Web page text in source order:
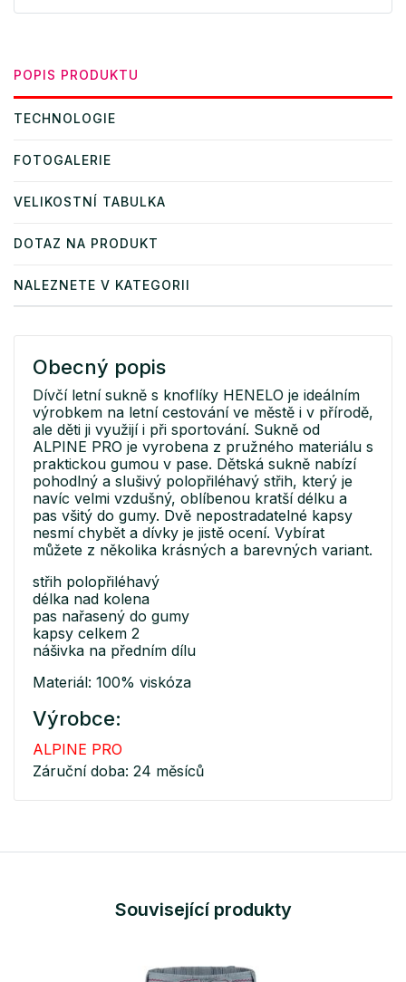
POPIS PRODUKTU
TECHNOLOGIE
FOTOGALERIE
VELIKOSTNÍ TABULKA
DOTAZ NA PRODUKT
NALEZNETE V KATEGORII
Obecný popis
Dívčí letní sukně s knoflíky HENELO je ideálním
výrobkem na letní cestování ve městě i v přírodě,
ale děti ji využijí i při sportování. Sukně od
ALPINE PRO je vyrobena z pružného materiálu s
praktickou gumou v pase. Dětská sukně nabízí
pohodlný a slušivý polopřiléhavý střih, který je
navíc velmi vzdušný, oblíbenou kratší délku a
pas všitý do gumy. Dvě nepostradatelné kapsy
nesmí chybět a dívky je jistě ocení. Vybírat
můžete z několika krásných a barevných variant.
střih polopřiléhavý
délka nad kolena
pas nařasený do gumy
kapsy celkem 2
nášivka na předním dílu
Materiál: 100% viskóza
Výrobce:
ALPINE PRO
Záruční doba: 24 měsíců
Související produkty